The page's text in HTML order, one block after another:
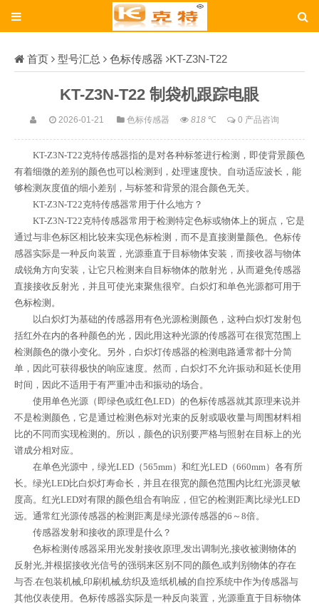
首页 型号汇总 色标传感器 KT-Z3N-T22
KT-Z3N-T22 制袋机跟踪电眼
2026-01-21 色标传感器 818℃ 0 产品咨询
KT-Z3N-T22克特传感器指的是对各种标签进行检测，即使背景颜色
有着细微的差别的颜色也可以检测到，处理速度快。自动适应波长，能
够检测灰度值的细小差别，与标签和背景的混合颜色无关。
KT-Z3N-T22克特传感器常用于什么地方？
KT-Z3N-T22克特传感器常用于检测特定色标或物体上的斑点，它是
通过与非色标区相比较来实现色标检测，而不是直接测量颜色。色标传
感器实际是一种反向装置，光源垂直于目标物体安装，而接收器与物体
成锐角方向安装，让它只检测来自目标物体的散射光，从而避免传感器
直接接收反射光，并且可使光束聚焦很窄。白炽灯和单色光源都可用于
色标检测。
以白炽灯为基础的传感器用有色光源检测颜色，这种白炽灯发射包
括红外在内的各种颜色的光，因此用这种光源的传感器可在很宽范围上
检测颜色的微小变化。另外，白炽灯传感器的检测电路通常都十分简
单，因此可获得极快的响应速度。然而，白炽灯不允许振动和延长使用
时间，因此不适用于有严重冲击和振动的场合。
使用单色光源（即绿色或红色LED）的色标传感器就其原理来说并
不是检测颜色，它是通过检测色标对光束的反射或吸收量与周围材料相
比的不同而实现检测的。所以，颜色的识别要严格与照射在目标上的光
谱成分相对应。
在单色光源中，绿光LED （565mm）和红光LED （660mm）各有所
长。绿光LED比白炽灯寿命长，并且在很宽的颜色范围内比红光源灵敏
度高。红光LED对有限的颜色组合有响应，但它的检测距离比绿光LED
远。通常红光源传感器的检测距离是绿光源传感器的6 ～ 8倍。
传感器发射和接收的原理是什么？
色标检测传感器采用光发射接收原理,发出调制光,接收被测物体的
反射光,并根据接收光信号的强弱来区别不同的颜色,或判别物体的存在
与否.在包装机械,印刷机械,纺织及造纸机械的自控系统中作为传感器与
其他仪表使用。色标传感器实际是一种反向装置，光源垂直于目标物体